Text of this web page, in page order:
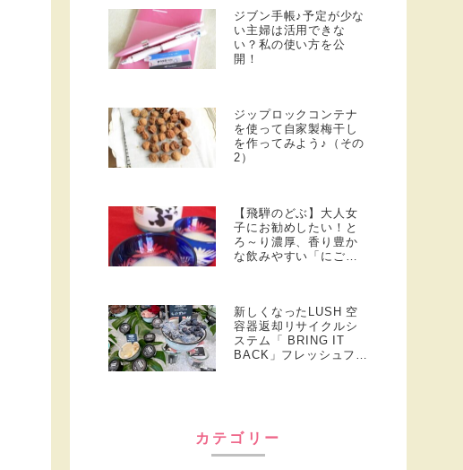
ジブン手帳♪予定が少な
い主婦は活用できな
い？私の使い方を公
開！
ジップロックコンテナ
を使って自家製梅干し
を作ってみよう♪（その
2）
【飛騨のどぶ】大人女
子にお勧めしたい！と
ろ～り濃厚、香り豊か
な飲みやすい「にごり
新しくなったLUSH 空
容器返却リサイクルシ
ステム「 BRING IT
BACK」フレッシュフェ
カテゴリー